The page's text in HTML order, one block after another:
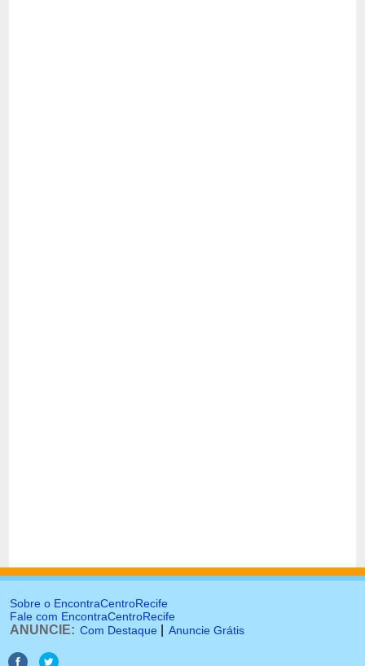
Sobre o EncontraCentroRecife
Fale com EncontraCentroRecife
ANUNCIE: Com Destaque Anuncie Grátis